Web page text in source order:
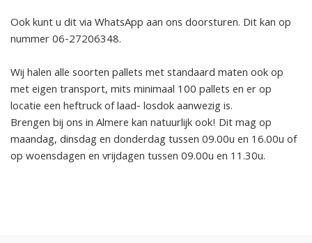
Ook kunt u dit via WhatsApp aan ons doorsturen. Dit kan op
nummer 06-27206348.
Wij halen alle soorten pallets met standaard maten ook op
met eigen transport, mits minimaal 100 pallets en er op
locatie een heftruck of laad- losdok aanwezig is.
Brengen bij ons in Almere kan natuurlijk ook! Dit mag op
maandag, dinsdag en donderdag tussen 09.00u en 16.00u of
op woensdagen en vrijdagen tussen 09.00u en 11.30u.